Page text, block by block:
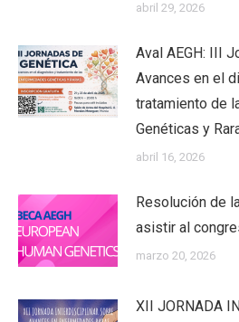
abril 29, 2026
Aval AEGH: III
Avances en el
tratamiento de
Genéticas y
abril 16, 2026
Resolución de
asistir al
marzo 20, 2026
XII JORNADA